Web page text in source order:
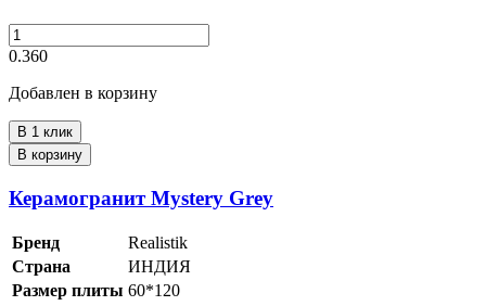
0.360
Добавлен в корзину
В 1 клик
В корзину
Керамогранит Mystery Grey
Бренд
Realistik
Страна
ИНДИЯ
Размер плиты 60*120